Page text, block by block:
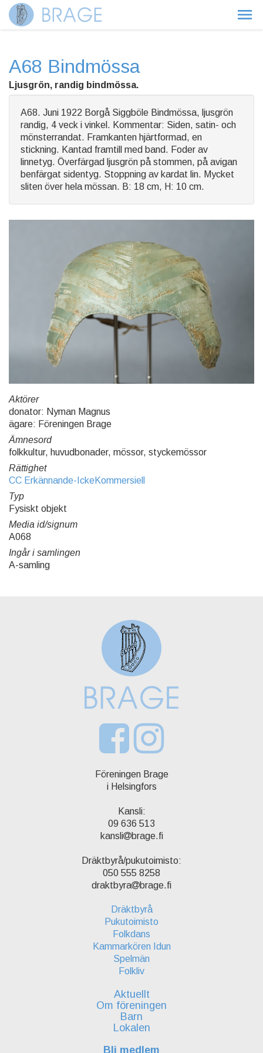
A68 Bindmössa
Ljusgrön, randig bindmössa.
A68. Juni 1922 Borgå Siggböle Bindmössa, ljusgrön
randig, 4 veck i vinkel. Kommentar: Siden, satin- och
mönsterrandat. Framkanten hjärtformad, en
stickning. Kantad framtill med band. Foder av
linnetyg. Överfärgad ljusgrön på stommen, på avigan
benfärgat sidentyg. Stoppning av kardat lin. Mycket
sliten över hela mössan. B: 18 cm, H: 10 cm.
Aktörer
donator: Nyman Magnus
ägare: Föreningen Brage
Ämnesord
folkkultur, huvudbonader, mössor, styckemössor
Rättighet
CC Erkännande-IckeKommersiell
Typ
Fysiskt objekt
Media id/signum
A068
Ingår i samlingen
A-samling
Föreningen Brage
i Helsingfors
Kansli:
09 636 513
kansli
brage.fi
Dräktbyrå/pukutoimisto:
050 555 8258
draktbyra
brage.fi
Dräktbyrå
Pukutoimisto
Folkdans
Kammarkören Idun
Spelmän
Folkliv
Aktuellt
Om föreningen
Barn
Lokalen
Bli medlem